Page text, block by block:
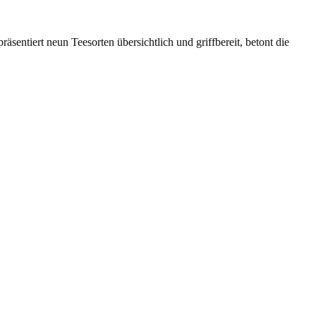
neun Teesorten übersichtlich und griffbereit, betont die